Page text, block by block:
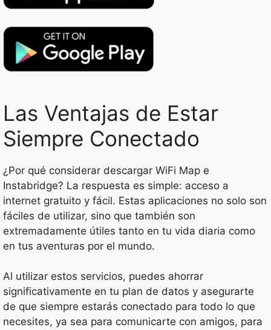
Las Ventajas de Estar
Siempre Conectado
¿Por qué considerar descargar WiFi Map e
Instabridge? La respuesta es simple: acceso a
internet gratuito y fácil. Estas aplicaciones no solo son
fáciles de utilizar, sino que también son
extremadamente útiles tanto en tu vida diaria como
en tus aventuras por el mundo.
Al utilizar estos servicios, puedes ahorrar
significativamente en tu plan de datos y asegurarte
de que siempre estarás conectado para todo lo que
necesites, ya sea para comunicarte con amigos, para